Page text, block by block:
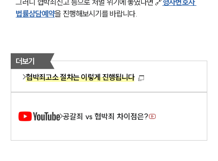
전체
구성원 소개
형사전문변호사
법률상담예약을 진행해보시기를 바랍니다.
더보기
협박죄고소 절차는 이렇게 진행됩니다
공갈죄 vs 협박죄 차이점은?